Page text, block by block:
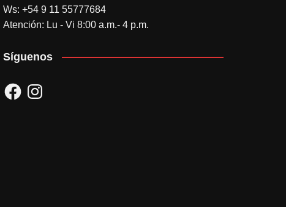
Ws: +54 9 11 55777684
Atención: Lu - Vi 8:00 a.m.- 4 p.m.
Síguenos
FacebookInstagram